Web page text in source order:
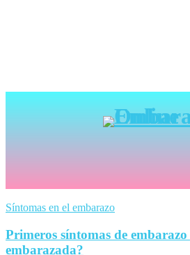
Síntomas en el embarazo
Primeros síntomas de
embarazada?